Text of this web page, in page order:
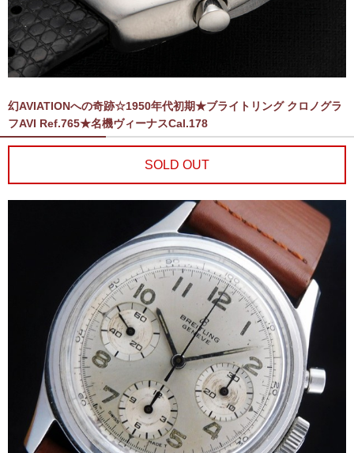
幻AVIATIONへの奇跡☆1950年代初期★ブライトリング クロノグラ
フAVI Ref.765★名機ヴィーナスCal.178
SOLD OUT